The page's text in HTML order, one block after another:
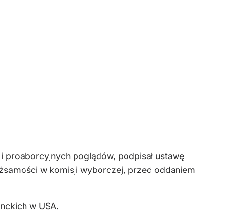
proaborcyjnych poglądów, podpisał ustawę
w komisji wyborczej, przed oddaniem
w USA.